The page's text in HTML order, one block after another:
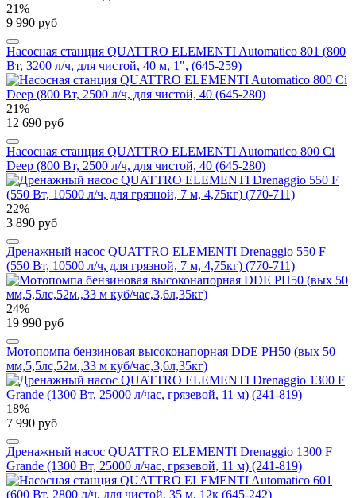
21%
9 990 руб
Насосная станция QUATTRO ELEMENTI Automatico 801 (800
Вт, 3200 л/ч, для чистой, 40 м, 1", (645-259)
21%
12 690 руб
Насосная станция QUATTRO ELEMENTI Automatico 800 Ci
Deep (800 Вт, 2500 л/ч, для чистой, 40 (645-280)
22%
3 890 руб
Дренажный насос QUATTRO ELEMENTI Drenaggio 550 F
(550 Вт, 10500 л/ч, для грязной, 7 м, 4,75кг) (770-711)
24%
19 990 руб
Мотопомпа бензиновая высоконапорная DDE PH50 (вых 50
мм,5,5лc,52м.,33 м куб/час,3,6л,35кг)
18%
7 990 руб
Дренажный насос QUATTRO ELEMENTI Drenaggio 1300 F
Grande (1300 Вт, 25000 л/час, грязевой, 11 м) (241-819)